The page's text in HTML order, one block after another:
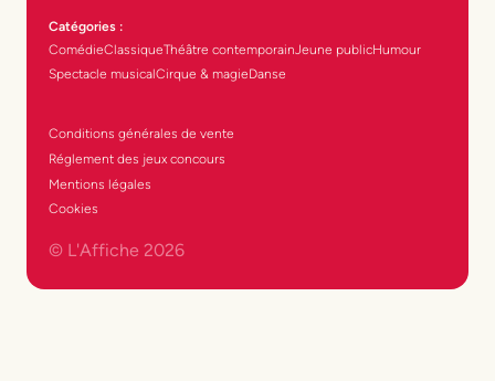
Catégories :
ComédieClassiqueThéâtre contemporainJeune publicHumour
Spectacle musicalCirque & magieDanse
Conditions générales de vente
Réglement des jeux concours
Mentions légales
Cookies
© L'Affiche 2026